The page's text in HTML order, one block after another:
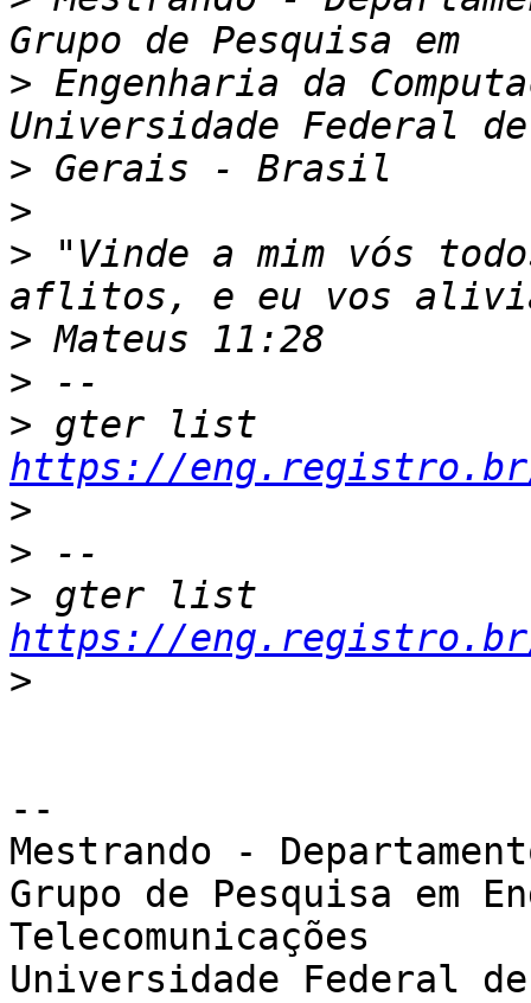
> Engenharia da
>
>
> "Vinde a mim vós
>
>
>
https://
>
>
>
https://
>
--
Mestrando -
Grupo de Pesquisa em
Telecomunicações
Universidade Federal